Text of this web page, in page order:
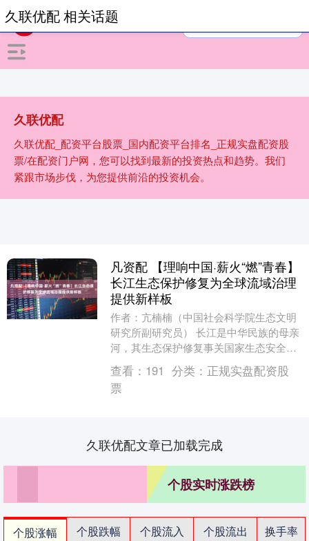
久联优配
久联优配_配资平台股票_国内配资平台排名_正规实盘配资股
票/在配资门户网，您可以找到最新的投资热点和趋势。我们
紧跟市场步伐，为您提供前沿的投资机会。
久联优配 相关话题
凡资配 【理响中国·薪火“燃”青春】
长江生态保护修复为全球流域治理
提供新样板
作者：亢楠楠（中国社会科学院生态文明
研究所副研究员） 长江是中华民族的母亲
河，其生态保护修复事关国家生态安全与
发展全局。近年来，在“共抓大保护，不搞
大开发”的战....
查看： 191 分类： 正规实盘配资股
票
久联优配文章已加载完成
个股实时涨跌榜
个股涨幅 个股跌幅 个股流入 个股流出
换手率